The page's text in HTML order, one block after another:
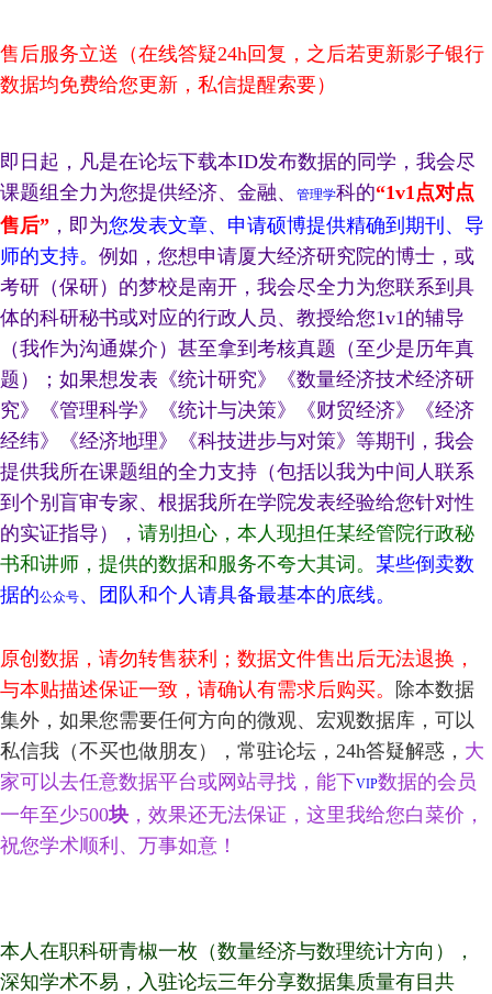
售后服务立送（在线答疑24h回复，之后若更新影子银行
数据均免费给您更新，私信提醒索要）
即日起，凡是在论坛下载本ID发布数据的同学，我会尽
课题组全力为您提供经济、金融、
管理学科的“1v1点对点
售后” ，即为您发表文章、申请硕博提供精确到期刊、导
师的支持。 例如，您想申请厦大经济研究院的博士，或
考研（保研）的梦校是南开，我会尽全力为您联系到具
体的科研秘书或对应的行政人员、教授给您1v1的辅导
（我作为沟通媒介）甚至拿到考核真题（至少是历年真
题）；如果想发表《统计研究》《数量经济技术经济研
究》《管理科学》《统计与决策》《财贸经济》《经济
经纬》《经济地理》《科技进步与对策》等期刊，我会
提供我所在课题组的全力支持（包括以我为中间人联系
到个别盲审专家、根据我所在学院发表经验给您针对性
的实证指导）， 请别担心，本人现担任某经管院行政秘
书和讲师，提供的数据和服务不夸大其词。 某些倒卖数
据的公众号、团队和个人请具备最基本的底线。
原创数据，请勿转售获利；数据文件售出后无法退换，
与本贴描述保证一致，请确认有需求后购买。 除本数据
集外，如果您需要任何方向的微观、宏观数据库，可以
私信我（不买也做朋友），常驻论坛，24h答疑解惑， 大
家可以去任意数据平台或网站寻找，能下VIP数据的会员
一年至少500块 ，效果还无法保证，这里我给您白菜价，
祝您学术顺利、万事如意！
本人在职科研青椒一枚（数量经济与数理统计方向），
深知学术不易，入驻论坛三年分享数据集质量有目共